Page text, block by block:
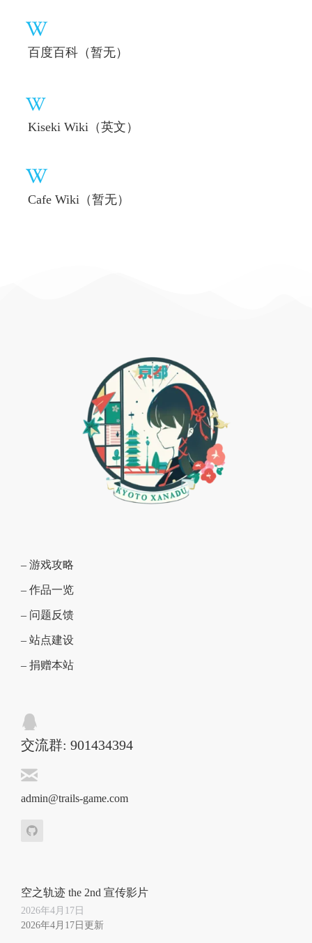
百度百科（暂无）
Kiseki Wiki（英文）
Cafe Wiki（暂无）
– 游戏攻略
– 作品一览
– 问题反馈
– 站点建设
– 捐赠本站
交流群: 901434394
admin@trails-game.com
空之轨迹 the 2nd 宣传影片
2026年4月17日
2026年4月17日更新